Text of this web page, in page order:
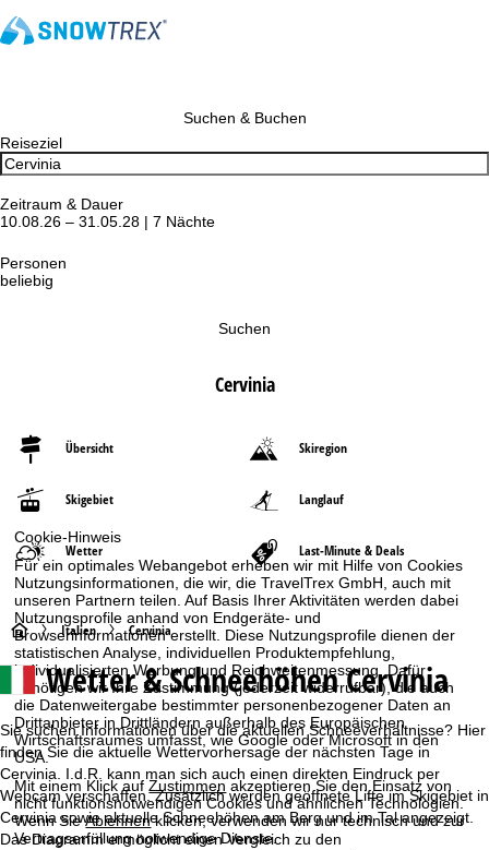
Cookie-Hinweis
Für ein optimales Webangebot erheben wir mit Hilfe von Cookies
Nutzungsinformationen, die wir, die TravelTrex GmbH, auch mit
unseren Partnern teilen. Auf Basis Ihrer Aktivitäten werden dabei
Nutzungsprofile anhand von Endgeräte- und
Browserinformationen erstellt. Diese Nutzungsprofile dienen der
statistischen Analyse, individuellen Produktempfehlung,
individualisierten Werbung und Reichweitenmessung. Dafür
benötigen wir Ihre Zustimmung (jederzeit widerrufbar), die auch
die Datenweitergabe bestimmter personenbezogener Daten an
Drittanbieter in Drittländern außerhalb des Europäischen
Wirtschaftsraumes umfasst, wie Google oder Microsoft in den
USA.
Mit einem Klick aufZustimmen akzeptieren Sie den Einsatz von
nicht funktionsnotwendigen Cookies und ähnlichen Technologien.
Wenn SieAblehnenklicken, verwenden wir nur technisch und zur
Vertragserfüllung notwendige Dienste.
Suchen & Buchen
Reiseziel
Zeitraum & Dauer
10.08.26 – 31.05.28 | 7 Nächte
Personen
beliebig
Suchen
Cervinia
Übersicht Skiregion
Skigebiet Langlauf
Wetter Last-Minute & Deals
S
t
a
r
t
Italien Cervinia
Wetter & Schneehöhen Cervinia
Sie suchen Informationen über die aktuellen Schneeverhältnisse? Hier
finden Sie die aktuelle Wettervorhersage der nächsten Tage in
Cervinia. I.d.R. kann man sich auch einen direkten Eindruck per
Webcam verschaffen. Zusätzlich werden geöffnete Lifte im Skigebiet in
Cervinia sowie aktuelle Schneehöhen am Berg und im Tal angezeigt.
Das Diagramm ermöglicht einen Vergleich zu den